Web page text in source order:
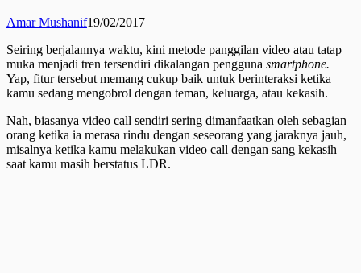
Amar Mushanif19/02/2017
Seiring berjalannya waktu, kini metode panggilan video atau tatap
muka menjadi tren tersendiri dikalangan pengguna smartphone.
Yap, fitur tersebut memang cukup baik untuk berinteraksi ketika
kamu sedang mengobrol dengan teman, keluarga, atau kekasih.
Nah, biasanya video call sendiri sering dimanfaatkan oleh sebagian
orang ketika ia merasa rindu dengan seseorang yang jaraknya jauh,
misalnya ketika kamu melakukan video call dengan sang kekasih
saat kamu masih berstatus LDR.